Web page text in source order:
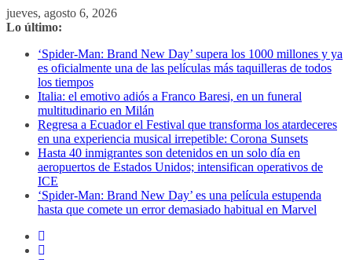
Saltar
al
jueves, agosto 6, 2026
Lo último:
‘Spider-Man: Brand New Day’ supera los 1000 millones y ya
es oficialmente una de las películas más taquilleras de todos
los tiempos
Italia: el emotivo adiós a Franco Baresi, en un funeral
multitudinario en Milán
Regresa a Ecuador el Festival que transforma los atardeceres
en una experiencia musical irrepetible: Corona Sunsets
Hasta 40 inmigrantes son detenidos en un solo día en
aeropuertos de Estados Unidos; intensifican operativos de
ICE
‘Spider-Man: Brand New Day’ es una película estupenda
hasta que comete un error demasiado habitual en Marvel